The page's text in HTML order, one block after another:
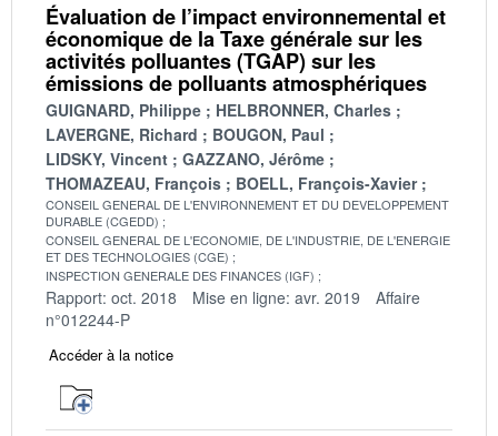
Évaluation de l’impact environnemental et
économique de la Taxe générale sur les
activités polluantes (TGAP) sur les
émissions de polluants atmosphériques
GUIGNARD, Philippe
HELBRONNER, Charles
LAVERGNE, Richard
BOUGON, Paul
LIDSKY, Vincent
GAZZANO, Jérôme
THOMAZEAU, François
BOELL, François-Xavier
CONSEIL GENERAL DE L'ENVIRONNEMENT ET DU DEVELOPPEMENT
DURABLE (CGEDD)
CONSEIL GENERAL DE L'ECONOMIE, DE L'INDUSTRIE, DE L'ENERGIE
ET DES TECHNOLOGIES (CGE)
INSPECTION GENERALE DES FINANCES (IGF)
Rapport: oct. 2018 Mise en ligne: avr. 2019
Affaire
n°012244-P
Accéder à la notice